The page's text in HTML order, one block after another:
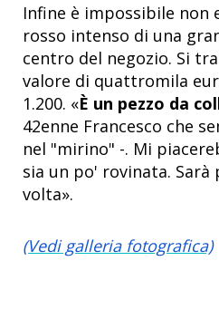
Infine è impossibile non
rosso intenso di una
centro del negozio. Si
valore di quattromila
1.200. «È un pezzo da
42enne Francesco che
nel "mirino" -. Mi
sia un po' rovinata. Sarà
volta».
(Vedi galleria fotografica)